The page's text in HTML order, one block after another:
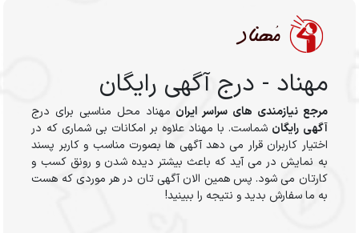
مهناد - درج آگهی رایگان
مرجع نیازمندی های سراسر ایران مهناد محل مناسبی برای درج
آگهی رایگان شماست. با مهناد علاوه بر امکانات بی شماری که در
اختیار کاربران قرار می دهد آگهی ها بصورت مناسب و کاربر پسند
به نمایش در می آید که باعث بیشتر دیده شدن و رونق کسب و
کارتان می شود. پس همین الان آگهی تان در هر موردی که هست
به ما سفارش بدید و نتیجه را ببینید!